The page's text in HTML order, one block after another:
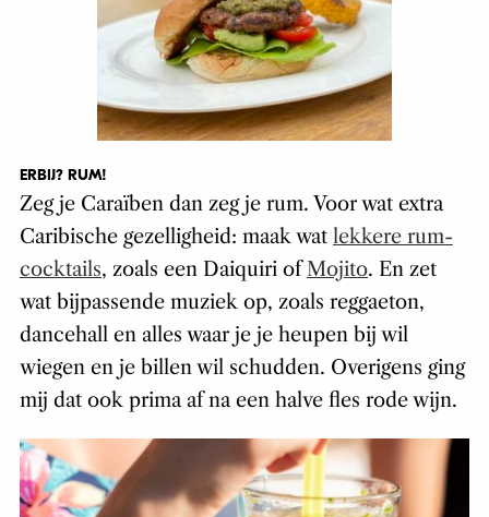
ERBIJ? RUM!
Zeg je Caraïben dan zeg je rum. Voor wat extra
Caribische gezelligheid: maak wat lekkere rum-
cocktails, zoals een Daiquiri ofMojito. En zet
wat bijpassende muziek op, zoals reggaeton,
dancehall en alles waar je je heupen bij wil
wiegen en je billen wil schudden. Overigens ging
mij dat ook prima af na een halve fles rode wijn.